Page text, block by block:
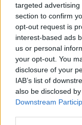
targeted
section to confirm
opt-out request is
interest-based ads
us or personal
your opt-out. You
disclosure of your
IAB’s list of
also be disclosed
Downstream